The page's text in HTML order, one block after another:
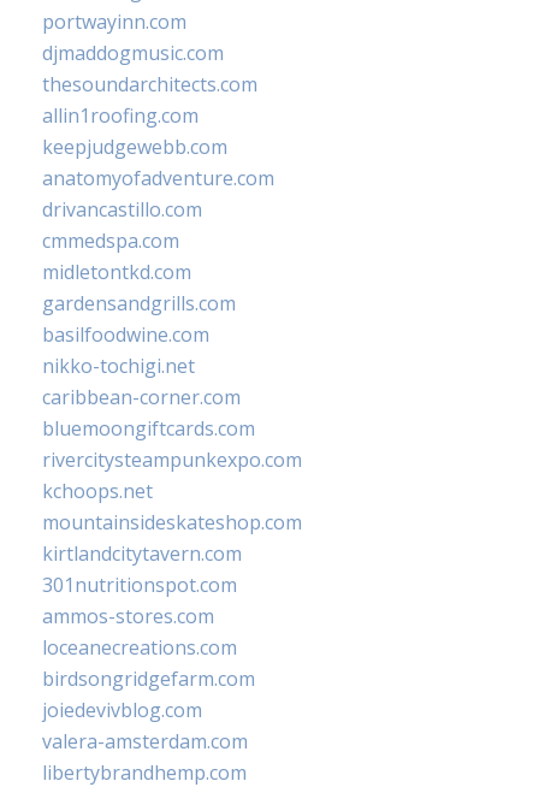
portwayinn.com
djmaddogmusic.com
thesoundarchitects.com
allin1roofing.com
keepjudgewebb.com
anatomyofadventure.com
drivancastillo.com
cmmedspa.com
midletontkd.com
gardensandgrills.com
basilfoodwine.com
nikko-tochigi.net
caribbean-corner.com
bluemoongiftcards.com
rivercitysteampunkexpo.com
kchoops.net
mountainsideskateshop.com
kirtlandcitytavern.com
301nutritionspot.com
ammos-stores.com
loceanecreations.com
birdsongridgefarm.com
joiedevivblog.com
valera-amsterdam.com
libertybrandhemp.com